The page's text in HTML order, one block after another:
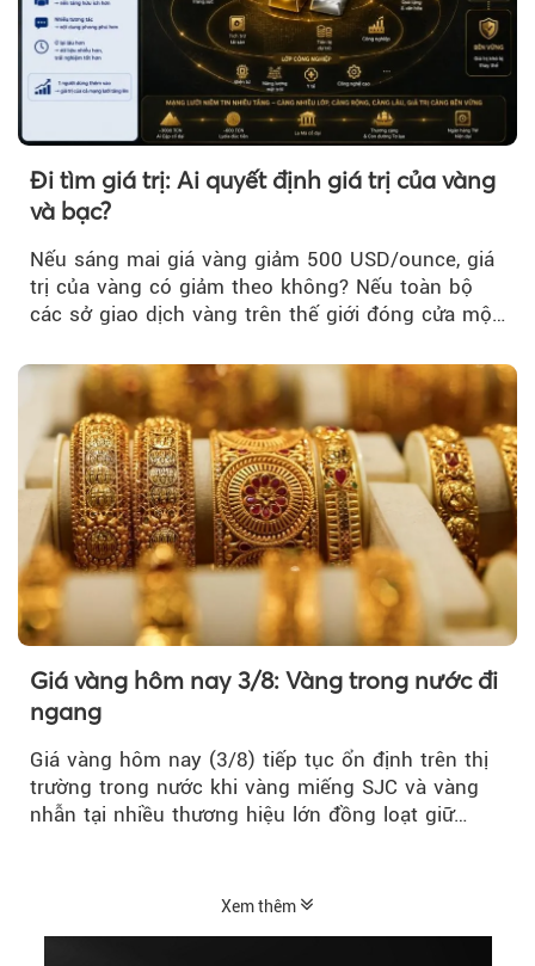
Đi tìm giá trị: Ai quyết định giá trị của vàng
và bạc?
Nếu sáng mai giá vàng giảm 500 USD/ounce, giá
trị của vàng có giảm theo không? Nếu toàn bộ
các sở giao dịch vàng trên thế giới đóng cửa một
Giá vàng hôm nay 3/8: Vàng trong nước đi
ngang
Giá vàng hôm nay (3/8) tiếp tục ổn định trên thị
trường trong nước khi vàng miếng SJC và vàng
nhẫn tại nhiều thương hiệu lớn đồng loạt giữ
Xem thêm